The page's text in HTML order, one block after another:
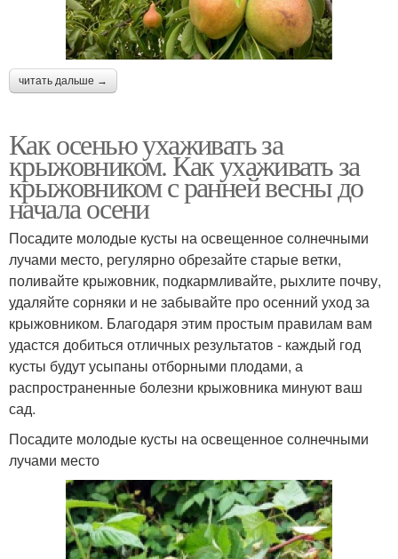
читать дальше →
Как осенью ухаживать за
крыжовником. Как ухаживать за
крыжовником с ранней весны до
начала осени
Посадите молодые кусты на освещенное солнечными
лучами место, регулярно обрезайте старые ветки,
поливайте крыжовник, подкармливайте, рыхлите почву,
удаляйте сорняки и не забывайте про осенний уход за
крыжовником. Благодаря этим простым правилам вам
удастся добиться отличных результатов - каждый год
кусты будут усыпаны отборными плодами, а
распространенные болезни крыжовника минуют ваш
сад.
Посадите молодые кусты на освещенное солнечными
лучами место